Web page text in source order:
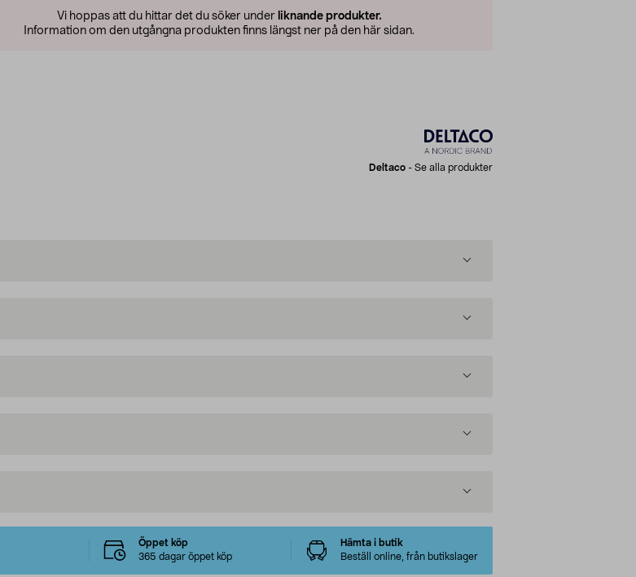
Vi hoppas att du hittar det du söker under liknande produkter.
Information om den utgångna produkten finns längst ner på den här sidan.
Deltaco - Se alla produkter
Öppet köp
365 dagar öppet köp
Hämta i butik
Beställ online, från butikslager